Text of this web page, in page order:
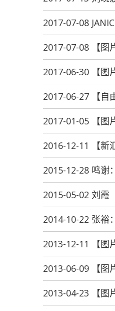
2017-07-08
2017-07-08 【图
2017-06-30 【图
2017-06-27 【
2017-01-05 【图
2016-12-11 【新
2015-12-28 鸣谢
2015-05-02 刘霞
2014-10-22 张裕
2013-12-11 【图
2013-06-09 【图
2013-04-23 【图